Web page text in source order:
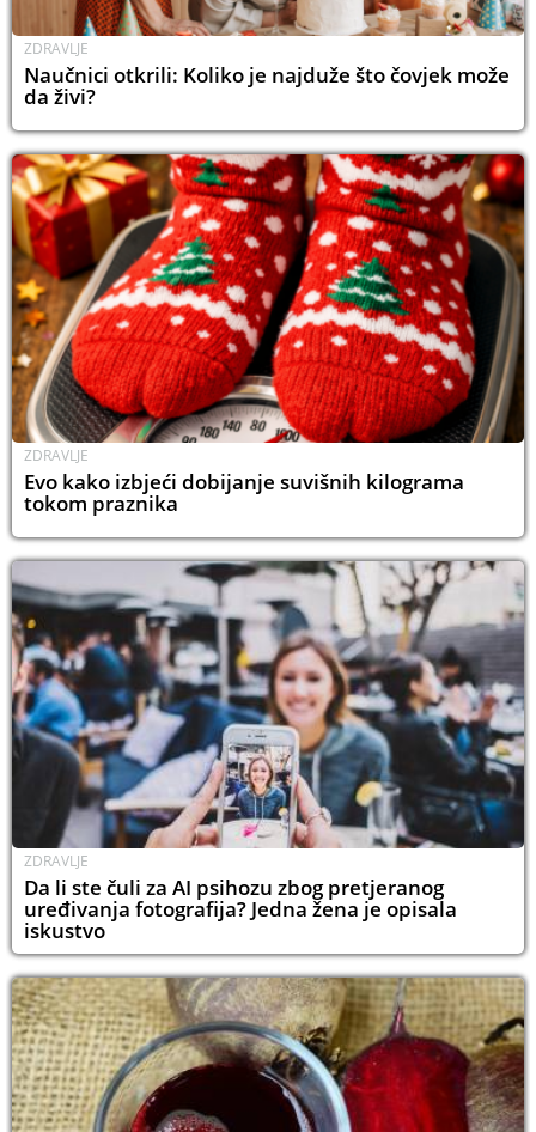
ZDRAVLJE
Naučnici otkrili: Koliko je najduže što čovjek može
da živi?
ZDRAVLJE
Evo kako izbjeći dobijanje suvišnih kilograma
tokom praznika
ZDRAVLJE
Da li ste čuli za AI psihozu zbog pretjeranog
uređivanja fotografija? Jedna žena je opisala
iskustvo